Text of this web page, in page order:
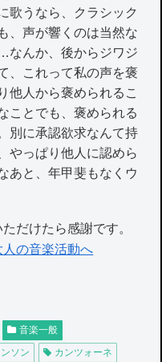
歌うなら、クラシック
、声が響くのは当然な
んか、後からジワジ
、これって私の声を褒
人から褒められるこ
ことでも、褒められる
別に承認欲求なんて持
やっぱり他人に認めら
あと、年甲斐もなくウ
だけたら感謝です。
音楽一般
ソン
カンツォーネ